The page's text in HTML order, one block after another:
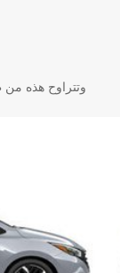
وتتراوح هذه من